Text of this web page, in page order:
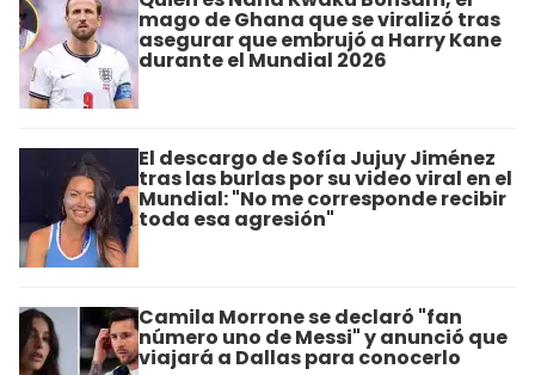
mago de Ghana que se viralizó tras
asegurar que embrujó a Harry Kane
durante el Mundial 2026
El descargo de Sofía Jujuy Jiménez
tras las burlas por su video viral en el
Mundial: "No me corresponde recibir
toda esa agresión"
Camila Morrone se declaró "fan
número uno de Messi" y anunció que
viajará a Dallas para conocerlo